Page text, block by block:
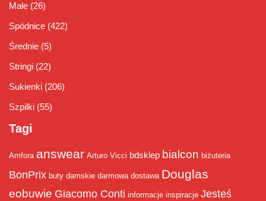
Małe (26)
Spódnice (422)
Średnie (5)
Stringi (22)
Sukienki (206)
Szpilki (55)
Tagi
Amfora answear Arturo Vicci bdsklep bialcon biżuteria
BonPrix buty damskie darmowa dostawa Douglas
eobuwie Giacomo Conti informacje inspiracje Jesteś